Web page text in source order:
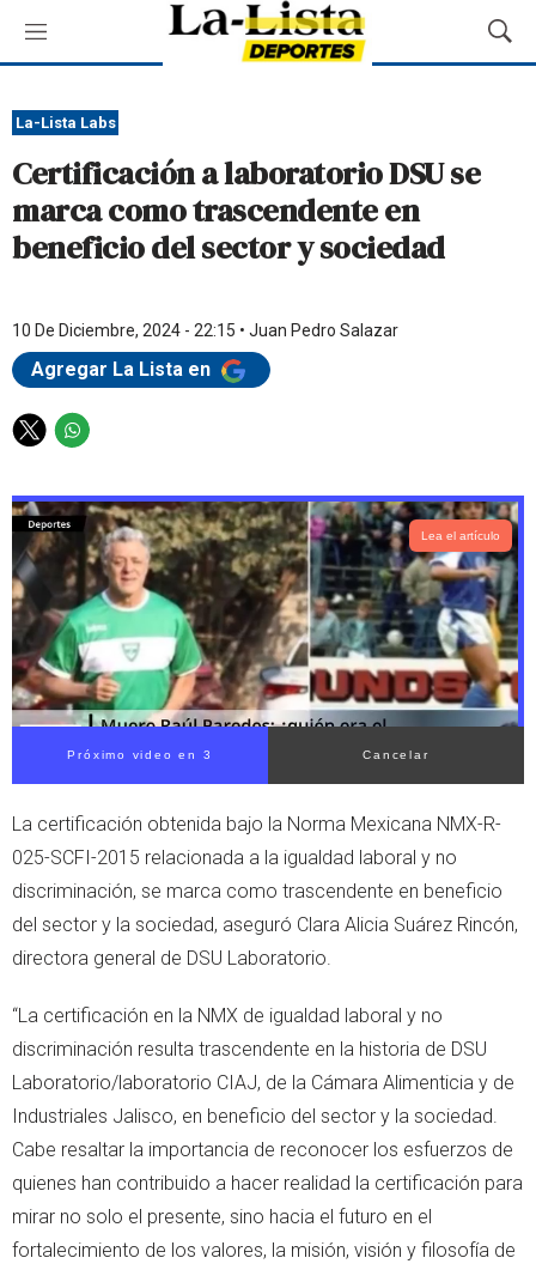
M
e
ú
M
o
La-Lista Labs
Certificación a laboratorio DSU se
marca como trascendente en
beneficio del sector y sociedad
10 De Diciembre, 2024 - 22:15 • Juan Pedro Salazar
Agregar La Lista en
T
i
t
t
e
r
W
a
t
a
p
p
Lea el artículo
Próximo video en 3 Cancelar
La certificación obtenida bajo la Norma Mexicana NMX-R-
025-SCFI-2015 relacionada a la igualdad laboral y no
discriminación, se marca como trascendente en beneficio
del sector y la sociedad, aseguró Clara Alicia Suárez Rincón,
directora general de DSU Laboratorio.
“La certificación en la NMX de igualdad laboral y no
discriminación resulta trascendente en la historia de DSU
Laboratorio/laboratorio CIAJ, de la Cámara Alimenticia y de
Industriales Jalisco, en beneficio del sector y la sociedad.
Cabe resaltar la importancia de reconocer los esfuerzos de
quienes han contribuido a hacer realidad la certificación para
mirar no solo el presente, sino hacia el futuro en el
fortalecimiento de los valores, la misión, visión y filosofía de